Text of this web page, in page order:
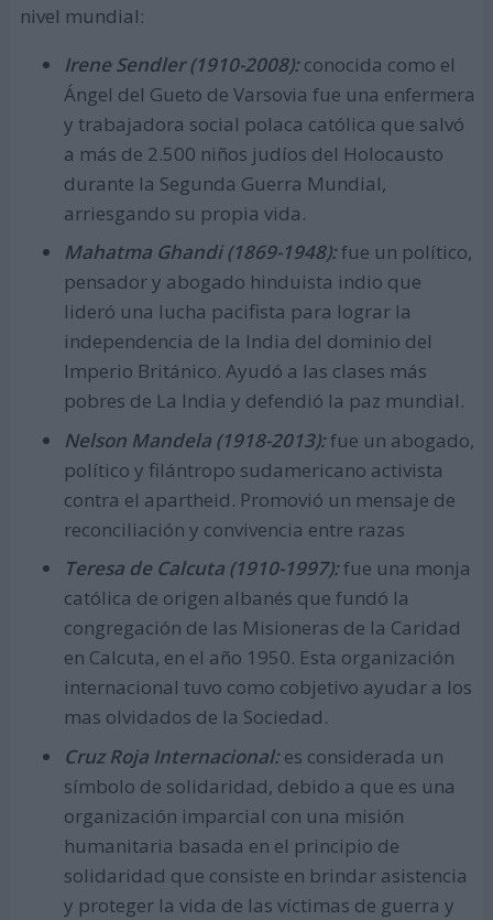
nivel mundial:
Irene Sendler (1910-2008):conocida como el
Ángel del Gueto de Varsovia fue una enfermera
y trabajadora social polaca católica que salvó
a más de 2.500 niños judíos del Holocausto
durante la Segunda Guerra Mundial,
arriesgando su propia vida.
Mahatma Ghandi (1869-1948):fue un político,
pensador y abogado hinduista indio que
lideró una lucha pacifista para lograr la
independencia de la India del dominio del
Imperio Británico. Ayudó a las clases más
pobres de La India y defendió la paz mundial.
Nelson Mandela (1918-2013):fue un abogado,
político y filántropo sudamericano activista
contra el apartheid. Promovió un mensaje de
reconciliación y convivencia entre razas
Teresa de Calcuta (1910-1997):fue una monja
católica de origen albanés que fundó la
congregación de las Misioneras de la Caridad
en Calcuta, en el año 1950. Esta organización
internacional tuvo como cobjetivo ayudar a los
mas olvidados de la Sociedad.
Cruz Roja Internacional:es considerada un
símbolo de solidaridad, debido a que es una
organización imparcial con una misión
humanitaria basada en el principio de
solidaridad que consiste en brindar asistencia
y proteger la vida de las víctimas de guerra y